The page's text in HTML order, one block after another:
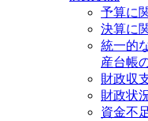
予算に
決算に
統一的
産台帳
財政収
財政状
資金不